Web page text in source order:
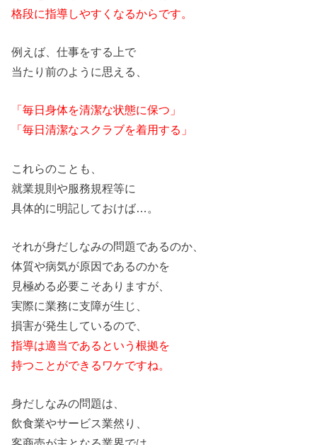
格段に指導しやすくなるからです。
例えば、仕事をする上で
当たり前のように思える、
「毎日身体を清潔な状態に保つ」
「毎日清潔なスクラブを着用する」
これらのことも、
就業規則や服務規程等に
具体的に明記しておけば…。
それが身だしなみの問題であるのか、
体質や病気が原因であるのかを
見極める必要こそありますが、
実際に業務に支障が生じ、
損害が発生しているので、
指導は適当であると い う根拠を
持つことができるワケですね。
身だしなみの問題は、
飲食業やサービス業然り、